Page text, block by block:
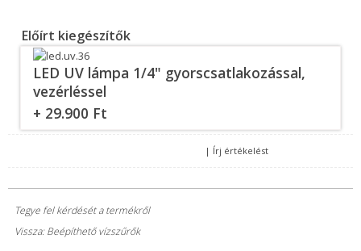
Előírt kiegészítők
LED UV lámpa 1/4" gyorscsatlakozással,
vezérléssel
+ 29.900 Ft
| Írj értékelést
Tegye fel kérdését a termékről
Vissza: Beépíthető vízszűrők